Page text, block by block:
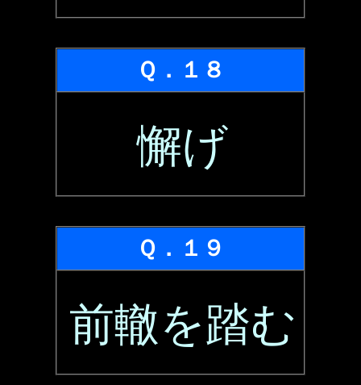
Ｑ．１８
懈げ
Ｑ．１９
前轍を踏む